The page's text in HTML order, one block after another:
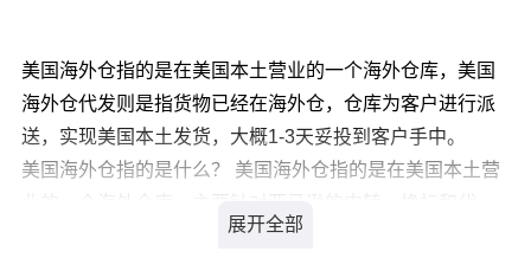
成本，从而提高产品净利润，无需为高额的人力资源成本
与闲置的仓储空间成本烦恼，降低运维难度和整体运营成
本。
4、强大的海外仓系统，可以实现了库存、订单状态实时同
而最大程度地提升买家的购物体验。
美国海外仓指的是在美国本土营业的一个海外仓库，美国
海外仓代发则是指货物已经在海外仓，仓库为客户进行派
送，实现美国本土发货，大概1-3天妥投到客户手中。
美国海外仓指的是什么？ 美国海外仓指的是在美国本土营
发，也可以是用来淡季备货、旺季补货，或者亚马逊限仓